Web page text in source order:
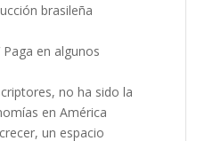
brasileña
en algunos
no ha sido la
en América
un espacio